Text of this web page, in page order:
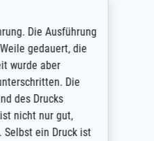
Die Ausführung
gedauert, die
wurde aber
Die
des Drucks
nicht nur gut,
Selbst ein Druck ist